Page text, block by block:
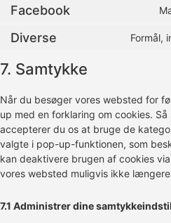
Facebook
Diverse Formål,
7. Samtykke
Når du besøger vores websted for
up med en forklaring om cookies.
accepterer du os at bruge de
valgte i pop-up-funktionen, som
kan deaktivere brugen af ​​cookies
vores websted muligvis ikke
7.1 Administrer dine